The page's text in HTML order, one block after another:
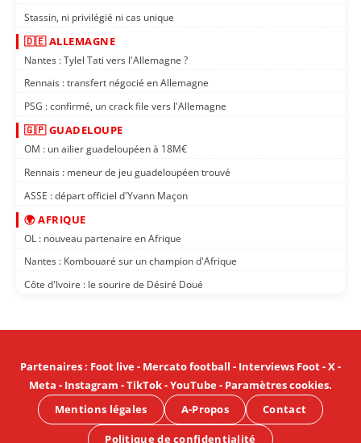
Stassin, ni privilégié ni cas unique
🇩🇪 ALLEMAGNE
Nantes : Tylel Tati vers l'Allemagne ?
Rennais : transfert négocié en Allemagne
PSG : confirmé, un crack file vers l'Allemagne
🇬🇵 GUADELOUPE
OM : un ailier guadeloupéen à 18M€
Rennais : meneur de jeu guadeloupéen trouvé
ASSE : départ officiel d'Yvann Maçon
🌍 AFRIQUE
OL : nouveau partenaire en Afrique
Nantes : Kombouaré sur un champion d'Afrique
Côte d'Ivoire : le sourire de Désiré Doué
Partenaires: Foot live- Mercato football - Interviews Foot-X-
Meta - Instagram -TikTok-YouTube- Paramètres cookies.
Mentions légales
A-Propos Contact
Politique de confidentialité